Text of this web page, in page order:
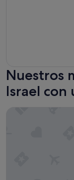
Nuestros
Israel con